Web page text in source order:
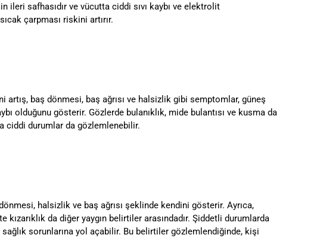
ileri safhasıdır ve vücutta ciddi sıvı kaybı ve elektrolit
çarpması riskini artırır.
artış, baş dönmesi, baş ağrısı ve halsizlik gibi semptomlar, güneş
olduğunu gösterir. Gözlerde bulanıklık, mide bulantısı ve kusma da
ciddi durumlar da gözlemlenebilir.
halsizlik ve baş ağrısı şeklinde kendini gösterir. Ayrıca,
da diğer yaygın belirtiler arasındadır. Şiddetli durumlarda
sorunlarına yol açabilir. Bu belirtiler gözlemlendiğinde, kişi